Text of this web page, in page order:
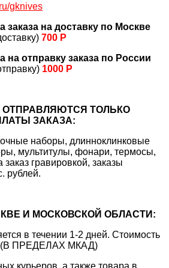
gknives
на доставку по Москве
700 Р
отправку заказа по России
1000 Р
ТОЛЬКО
ЗАКАЗА:
наборы, длинноклинковые
мультитулы, фонари, термосы,
гравировкой, заказы
рублей.
И МОСКОВСКОЙ ОБЛАСТИ:
в течении 1-2 дней. Стоимость
(В ПРЕДЕЛАХ МКАД)
курьеров, а также товара в